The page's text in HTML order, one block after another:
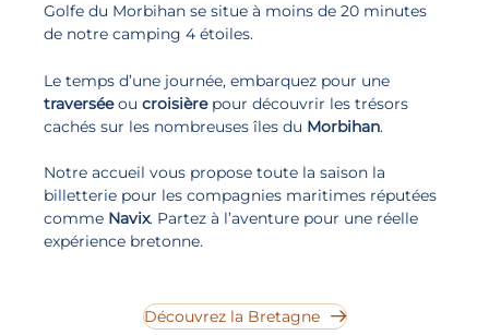
Golfe du Morbihan se situe à moins de 20 minutes
de notre camping 4 étoiles.
Le temps d’une journée, embarquez pour une
traverséeou croisière pour découvrir les trésors
cachés sur les nombreuses îles du Morbihan.
Notre accueil vous propose toute la saison la
billetterie pour les compagnies maritimes réputées
comme Navix. Partez à l’aventure pour une réelle
expérience bretonne.
Découvrez la Bretagne